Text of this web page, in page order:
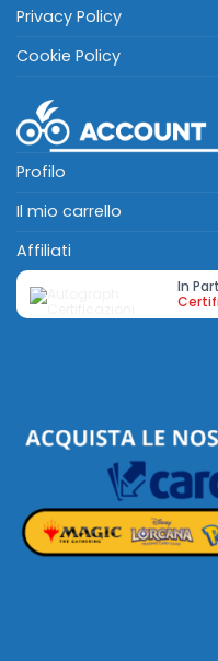
Privacy Policy
Cookie Policy
Profilo
Il mio carrello
Affiliati
In